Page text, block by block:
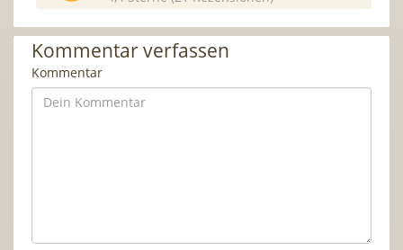
Kommentar verfassen
Kommentar